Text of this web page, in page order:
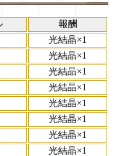
報酬
光結晶×1
光結晶×1
光結晶×1
光結晶×1
光結晶×1
光結晶×1
光結晶×1
光結晶×1